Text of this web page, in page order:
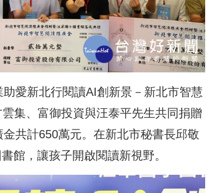
愛新北行閱讀AI創新景－新北市智慧
集、富御投資與汪泰平先生共同捐贈
共計650萬元。在新北市秘書長邱敬
館 ， 讓孩子開啟閱讀新視野。